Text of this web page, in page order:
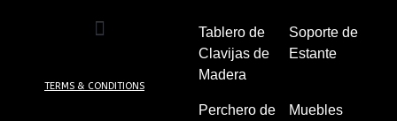
TERMS & CONDITIONS
Tablero de
Clavijas de
Madera
Soporte de
Estante
Perchero de Muebles